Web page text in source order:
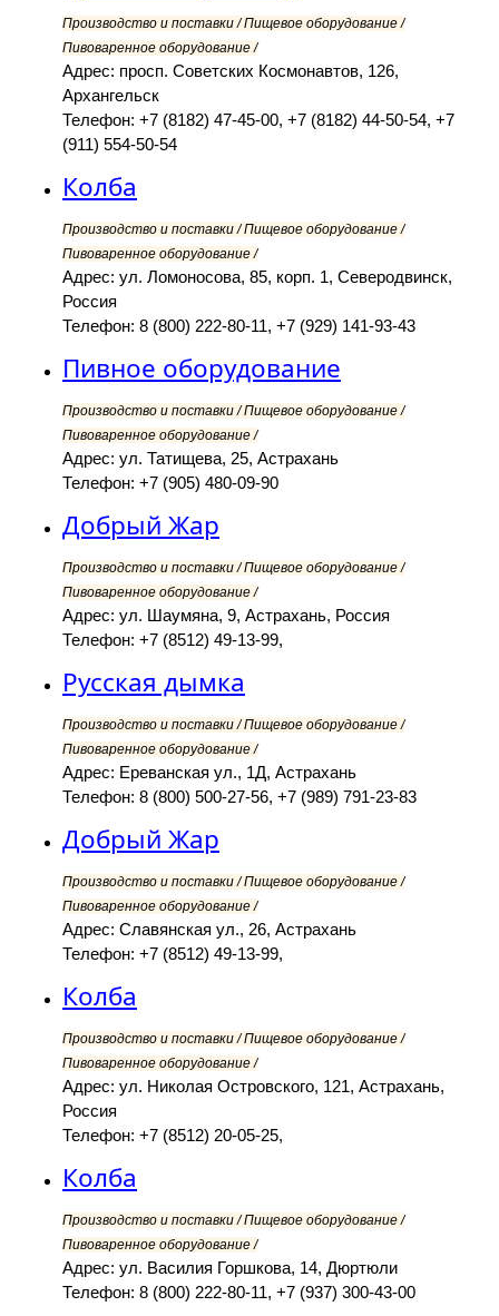
Производство и поставки / Пищевое оборудование /
Пивоваренное оборудование /
Адрес: просп. Советских Космонавтов, 126,
Архангельск
Телефон: +7 (8182) 47-45-00, +7 (8182) 44-50-54, +7
(911) 554-50-54
Колба
Производство и поставки / Пищевое оборудование /
Пивоваренное оборудование /
Адрес: ул. Ломоносова, 85, корп. 1, Северодвинск,
Россия
Телефон: 8 (800) 222-80-11, +7 (929) 141-93-43
Пивное оборудование
Производство и поставки / Пищевое оборудование /
Пивоваренное оборудование /
Адрес: ул. Татищева, 25, Астрахань
Телефон: +7 (905) 480-09-90
Добрый Жар
Производство и поставки / Пищевое оборудование /
Пивоваренное оборудование /
Адрес: ул. Шаумяна, 9, Астрахань, Россия
Телефон: +7 (8512) 49-13-99,
Русская дымка
Производство и поставки / Пищевое оборудование /
Пивоваренное оборудование /
Адрес: Ереванская ул., 1Д, Астрахань
Телефон: 8 (800) 500-27-56, +7 (989) 791-23-83
Добрый Жар
Производство и поставки / Пищевое оборудование /
Пивоваренное оборудование /
Адрес: Славянская ул., 26, Астрахань
Телефон: +7 (8512) 49-13-99,
Колба
Производство и поставки / Пищевое оборудование /
Пивоваренное оборудование /
Адрес: ул. Николая Островского, 121, Астрахань,
Россия
Телефон: +7 (8512) 20-05-25,
Колба
Производство и поставки / Пищевое оборудование /
Пивоваренное оборудование /
Адрес: ул. Василия Горшкова, 14, Дюртюли
Телефон: 8 (800) 222-80-11, +7 (937) 300-43-00